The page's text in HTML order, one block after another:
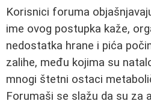
Korisnici foruma
ime ovog postupka kaže,
nedostatka hrane i pića
zalihe, među kojima su
mnogi štetni ostaci
Forumaši se slažu da su za